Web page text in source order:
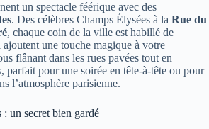
un spectacle féérique avec des
. Des célèbres Champs Élysées à la Rue du
, chaque coin de la ville est habillé de
une touche magique à votre
flânant dans les rues pavées tout en
parfait pour une soirée en tête-à-tête ou pour
l’atmosphère parisienne.
: un secret bien gardé